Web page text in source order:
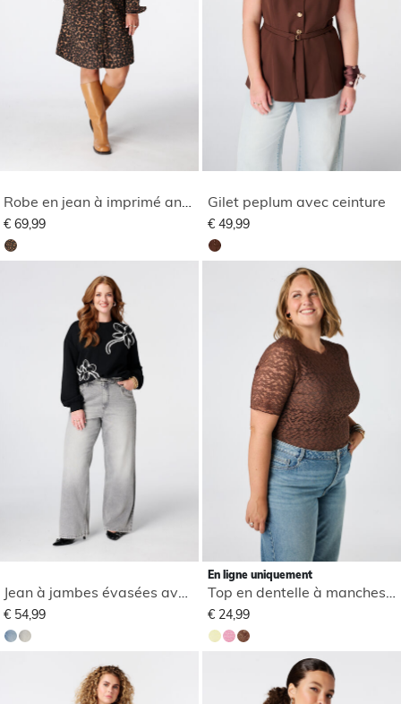
Robe en jean à imprimé animal
€ 69,99
Gilet peplum avec ceinture
€ 49,99
Jean à jambes évasées avec ceinture
€ 54,99
En ligne uniquement
Top en dentelle à manches courtes
€ 24,99